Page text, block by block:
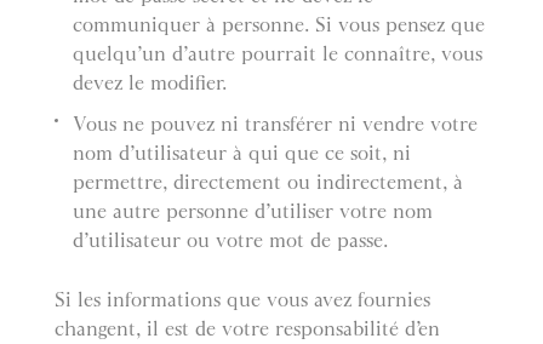
communiquer à personne. Si vous pensez que
quelqu’un d’autre pourrait le connaître, vous
devez le modifier.
Vous ne pouvez ni transférer ni vendre votre
nom d’utilisateur à qui que ce soit, ni
permettre, directement ou indirectement, à
une autre personne d’utiliser votre nom
d’utilisateur ou votre mot de passe.
Si les informations que vous avez fournies
changent, il est de votre responsabilité d’en